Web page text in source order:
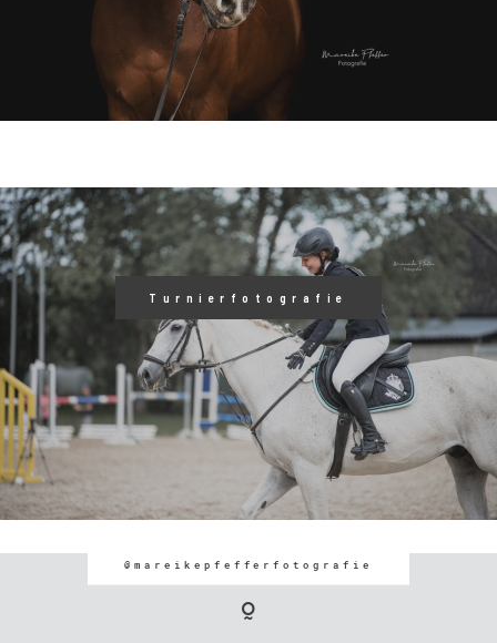
Turnierfotografie
@mareikepfefferfotografie